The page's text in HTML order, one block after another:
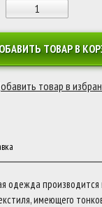
ТОВАР В
одежда производится
имеющего